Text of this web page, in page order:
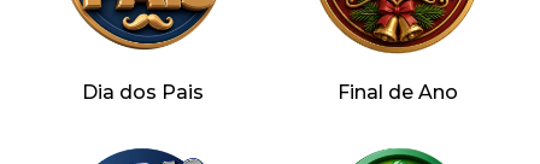
Dia dos Pais Final de Ano